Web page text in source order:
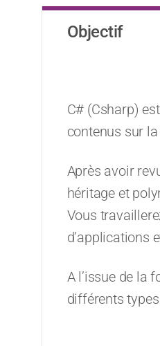
Objectif
C# (Csharp)
contenus sur
Après avoir
héritage et
Vous
d’applications
A l’issue de la
différents